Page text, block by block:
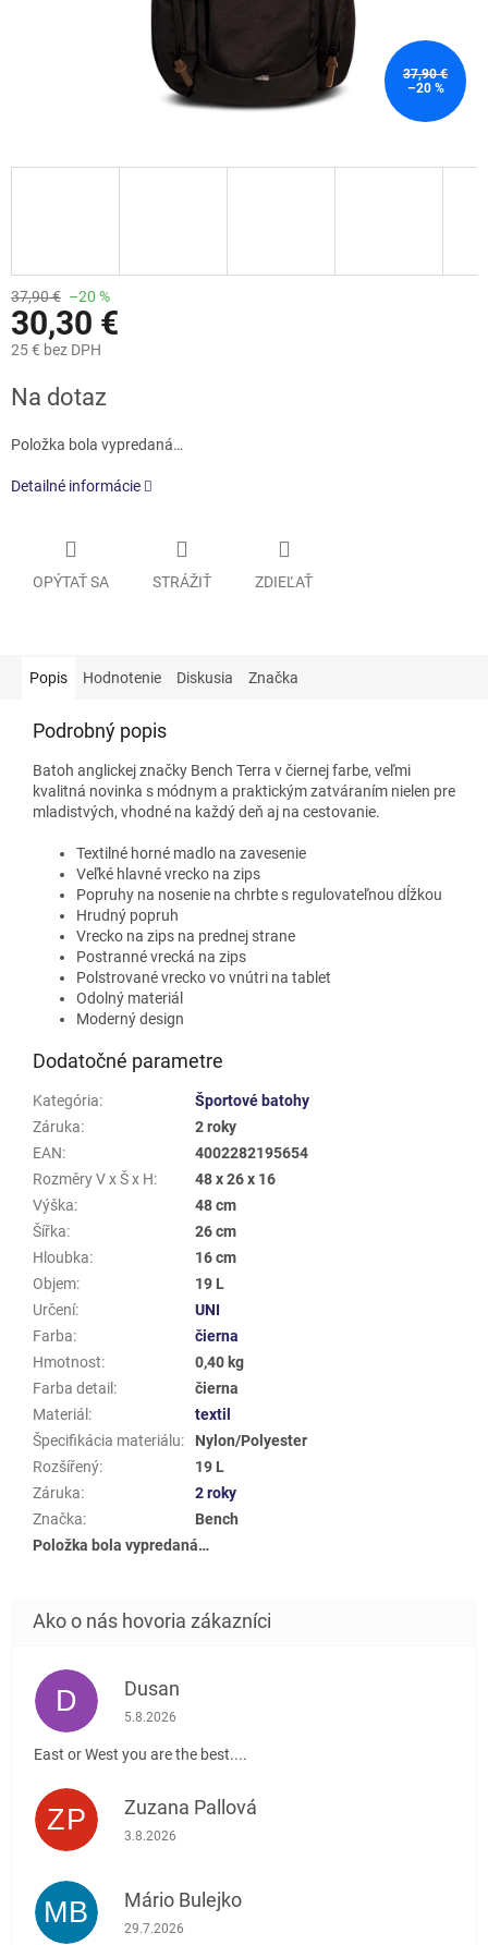
37,90 €
–20 %
37,90 € –20 %
30,30 €
25 € bez DPH
cena:
Na dotaz
Položka bola vypredaná…
Detailné informácie
OPÝTAŤ SA STRÁŽIŤ ZDIEĽAŤ
Popis Hodnotenie Diskusia Značka
Podrobný popis
Batoh anglickej značky Bench Terra v čiernej farbe, veľmi
kvalitná novinka s módnym a praktickým zatváraním nielen pre
mladistvých, vhodné na každý deň aj na cestovanie.
Textilné horné madlo na zavesenie
Veľké hlavné vrecko na zips
Popruhy na nosenie na chrbte s regulovateľnou dĺžkou
Hrudný popruh
Vrecko na zips na prednej strane
Postranné vrecká na zips
Polstrované vrecko vo vnútri na tablet
Odolný materiál
Moderný design
Dodatočné parametre
Kategória:
Športové batohy
Záruka:
2 roky
EAN:
4002282195654
Rozměry V x Š x H:
48 x 26 x 16
Výška:
48 cm
Šířka:
26 cm
Hloubka:
16 cm
Objem:
19 L
Určení:
UNI
Farba:
čierna
Hmotnost:
0,40 kg
Farba detail :
čierna
Materiál :
textil
Špecifikácia materiálu:
Nylon/Polyester
Rozšířený:
19 L
Záruka:
2 roky
Značka:
Bench
Položka bola vypredaná…
D Dusan
Hodnotenie obchodu je 5 z 5 hviezdičiek.
5.8.2026
East or West you are the best....
ZP Zuzana Pallová
Hodnotenie obchodu je 5 z 5 hviezdičiek.
3.8.2026
MB Mário Bulejko
Hodnotenie obchodu je 5 z 5 hviezdičiek.
29.7.2026